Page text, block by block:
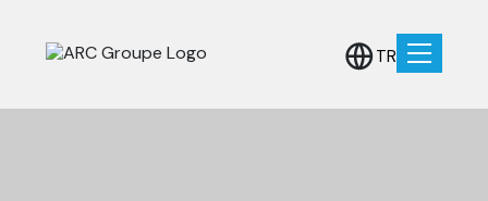
TR